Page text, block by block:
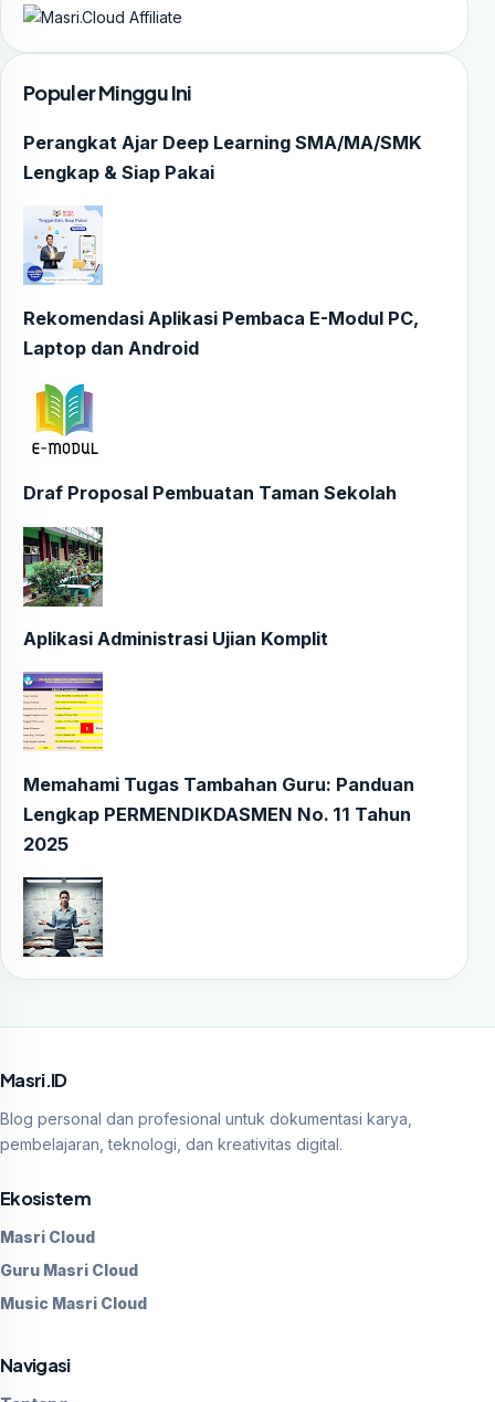
Populer Minggu Ini
Perangkat Ajar Deep Learning SMA/MA/SMK
Lengkap & Siap Pakai
Rekomendasi Aplikasi Pembaca E-Modul PC,
Laptop dan Android
Draf Proposal Pembuatan Taman Sekolah
Aplikasi Administrasi Ujian Komplit
Memahami Tugas Tambahan Guru: Panduan
Lengkap PERMENDIKDASMEN No. 11 Tahun
2025
Masri.ID
Blog personal dan profesional untuk dokumentasi karya,
pembelajaran, teknologi, dan kreativitas digital.
Ekosistem
Masri Cloud
Guru Masri Cloud
Music Masri Cloud
Navigasi